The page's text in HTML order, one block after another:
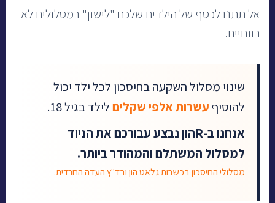
אל תתנו לכסף של הילדים שלכם "לישון" במסלולים לא
רווחיים.
שינוי מסלול השקעה בחיסכון לכל ילד יכול
להוסיףעשרות אלפי שקליםלילד בגיל 18.
אנחנו ב-Rהון נבצע עבורכם את הניוד
למסלול המשתלם והמהודר ביותר.
מסלולי החיסכון בכשרות גלאט הון ובד"ץ העדה החרדית.